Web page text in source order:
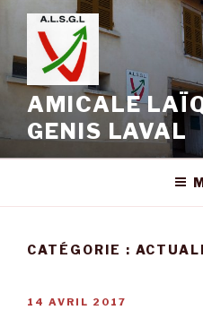
contenu
principal
AMICALE
GENIS LAVAL
CATÉGORIE :
PUBLIÉ
14 AVRIL 2017